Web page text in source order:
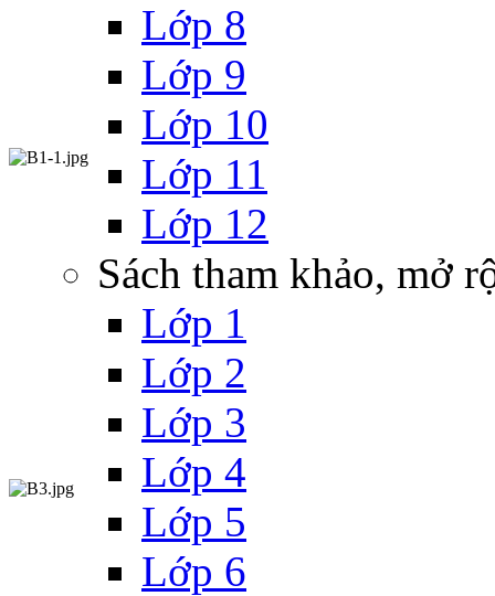
Lớp 8
Lớp 9
Lớp 10
Lớp 11
Lớp 12
Sách tham khảo, mở
Lớp 1
Lớp 2
Lớp 3
Lớp 4
Lớp 5
Lớp 6